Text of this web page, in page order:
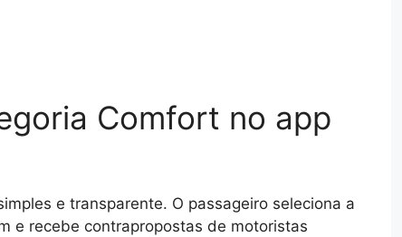
Comfort no app
e transparente. O passageiro seleciona a
e recebe contrapropostas de motoristas